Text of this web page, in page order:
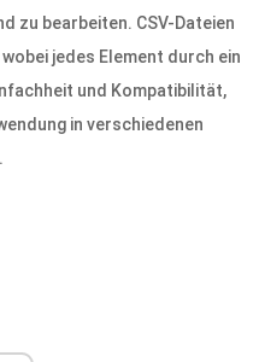
zu bearbeiten. CSV-Dateien
jedes Element durch ein
und Kompatibilität,
in verschiedenen